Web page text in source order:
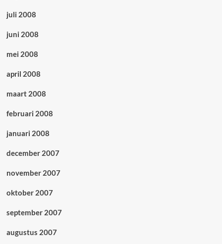
juli 2008
juni 2008
mei 2008
april 2008
maart 2008
februari 2008
januari 2008
december 2007
november 2007
oktober 2007
september 2007
augustus 2007